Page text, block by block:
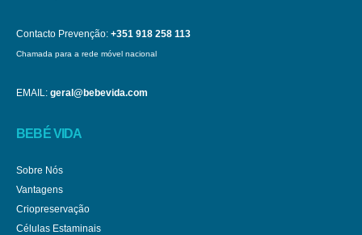
Contacto Prevenção: +351 918 258 113
Chamada para a rede móvel nacional
EMAIL: geral@bebevida.com
BEBÉ VIDA
Sobre Nós
Vantagens
Criopreservação
Células Estaminais